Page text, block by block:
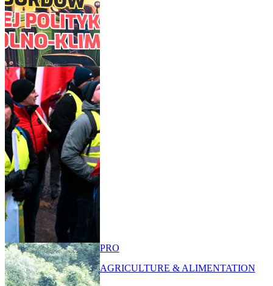
PRO
AGRICULTURE & ALIMENTATION